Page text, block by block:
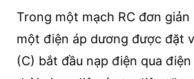
Trong một mạch RC đơn
một điện áp dương được đặt
(C) bắt đầu nạp điện qua